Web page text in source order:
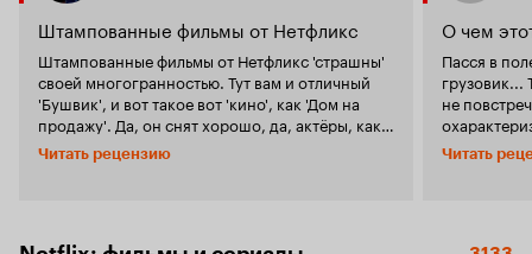
Штампованные фильмы от Нетфликс
Штампованные фильмы от Нетфликс 'страшны'
своей многогранностью. Тут вам и отличный
'Бушвик', и вот такое вот 'кино', как 'Дом на
продажу'. Да, он снят хорошо, да, актёры, как и
в большинстве американских лент играют
достойно, видимо, решив, что система
Читать рецензию
О чем
Пасся в
не повстречался...
Актеры стараются.
зрителя
Читать